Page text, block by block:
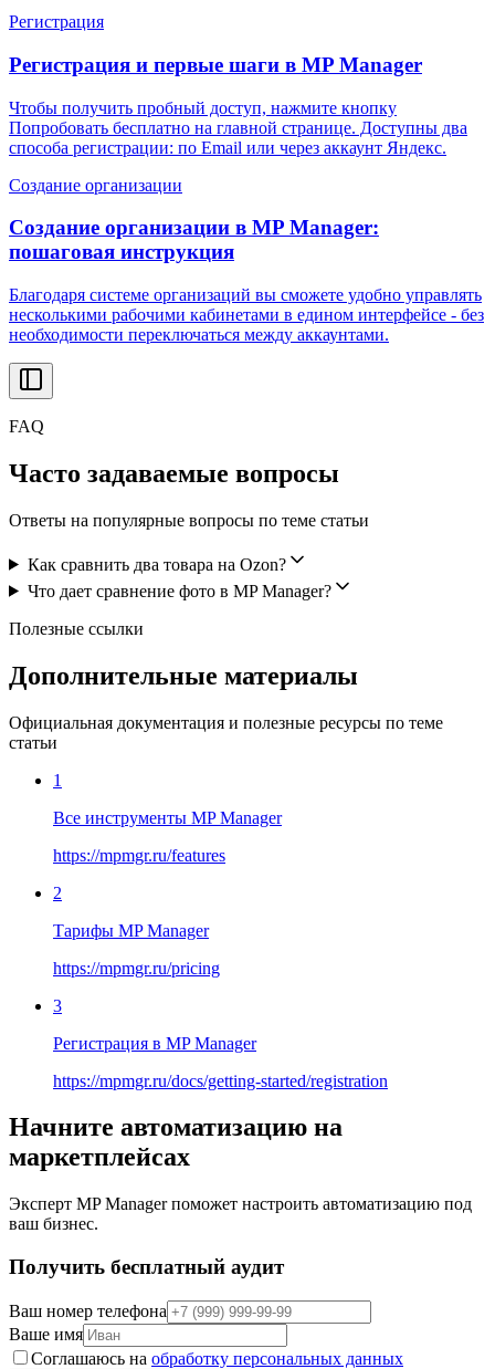
Регистрация
Регистрация и первые шаги в MP Manager
Чтобы получить пробный доступ, нажмите кнопку
Попробовать бесплатно на главной странице. Доступны два
способа регистрации: по Email или через аккаунт Яндекс.
Создание организации
Создание организации в MP Manager:
пошаговая инструкция
Благодаря системе организаций вы сможете удобно управлять
несколькими рабочими кабинетами в едином интерфейсе - без
необходимости переключаться между аккаунтами.
FAQ
Часто задаваемые вопросы
Ответы на популярные вопросы по теме статьи
Как сравнить два товара на Ozon?
Что дает сравнение фото в MP Manager?
Полезные ссылки
Дополнительные материалы
Официальная документация и полезные ресурсы по теме
статьи
1
Все инструменты MP Manager
https://mpmgr.ru/features
2
Тарифы MP Manager
https://mpmgr.ru/pricing
3
Регистрация в MP Manager
https://mpmgr.ru/docs/getting-started/registration
Начните автоматизацию на
маркетплейсах
Эксперт MP Manager поможет настроить автоматизацию под
ваш бизнес.
Получить бесплатный аудит
Ваш номер телефона
Ваше имя
Соглашаюсь на обработку персональных данных